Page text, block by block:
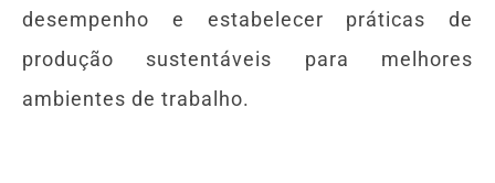
desempenho e estabelecer práticas de
produção sustentáveis ​​para melhores
ambientes de trabalho.